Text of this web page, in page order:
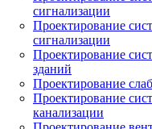
сигнализации
Проектирование
сигнализации
Проектирование
зданий
Проектирование
Проектирование
канализации